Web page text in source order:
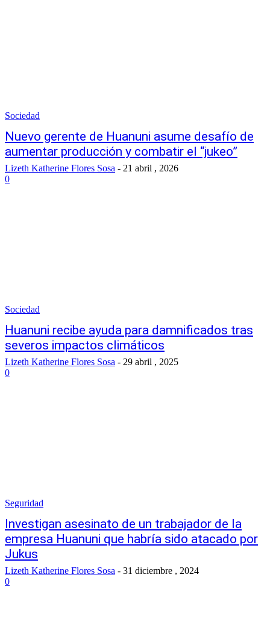
Sociedad
Nuevo gerente de Huanuni asume desafío de
aumentar producción y combatir el “jukeo”
Lizeth Katherine Flores Sosa - 21 abril , 2026
0
Sociedad
Huanuni recibe ayuda para damnificados tras
severos impactos climáticos
Lizeth Katherine Flores Sosa - 29 abril , 2025
0
Seguridad
Investigan asesinato de un trabajador de la
empresa Huanuni que habría sido atacado por
Jukus
Lizeth Katherine Flores Sosa - 31 diciembre , 2024
0